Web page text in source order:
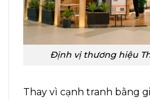
Định vị thương hiệu
Thay vì cạnh tranh bằng